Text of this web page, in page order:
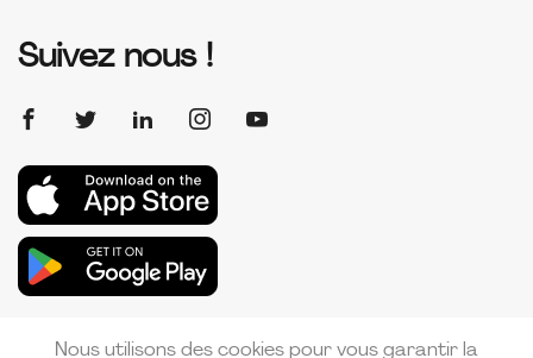
Suivez nous !
Nous utilisons des cookies pour vous garantir la